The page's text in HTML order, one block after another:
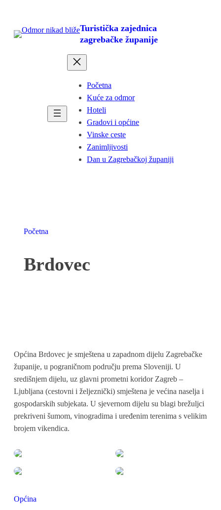
sadržaja
Turistička zajednica
zagrebačke županije
Početna
Kuće za odmor
Hoteli
Gradovi i općine
Vinske ceste
Zanimljivosti
Dan u Zagrebačkoj županiji
Početna
Brdovec
Općina Brdovec je smještena u zapadnom dijelu Zagrebačke
županije, u pograničnom području prema Sloveniji. U
središnjem dijelu, uz glavni prometni koridor Zagreb –
Ljubljana (cestovni i željeznički) smještena je većina naselja i
gospodarskih subjekata. U sjevernom dijelu su blagi brežuljci
prekriveni šumom, vinogradima i uređenim terenima s velikim
brojem vikendica.
Općina